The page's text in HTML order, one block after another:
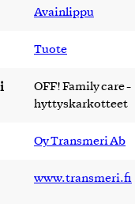
Avainlippu
Tuote
OFF! Family care -
hyttyskarkotteet
Oy Transmeri Ab
www.transmeri.fi